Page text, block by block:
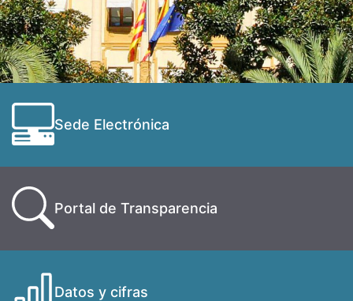
Sede Electrónica
Portal de Transparencia
Datos y cifras